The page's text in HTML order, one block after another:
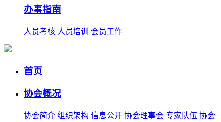
办事指南
人员考核 人员培训 会员工作
首页
协会概况
协会简介 组织架构 信息公开 协会理事会 专家队伍 协会